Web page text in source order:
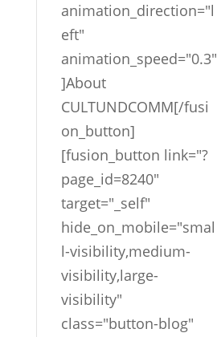
animation_direction="l
eft"
animation_speed="0.3"
]About
CULTUNDCOMM[/fusi
on_button]
[fusion_button link="?
page_id=8240"
target="_self"
hide_on_mobile="smal
l-visibility,medium-
visibility,large-
visibility"
class="button-blog"